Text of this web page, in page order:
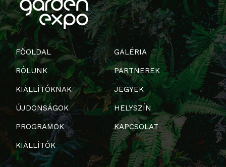
FŐOLDAL
RÓLUNK
KIÁLLÍTÓKNAK
ÚJDONSÁGOK
PROGRAMOK
KIÁLLÍTÓK
GALÉRIA
PARTNEREK
JEGYEK
HELYSZÍN
KAPCSOLAT